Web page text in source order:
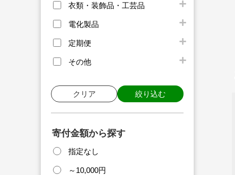
衣類・装飾品・工芸品
電化製品
定期便
その他
クリア 絞り込む
寄付金額から探す
指定なし
～10,000円